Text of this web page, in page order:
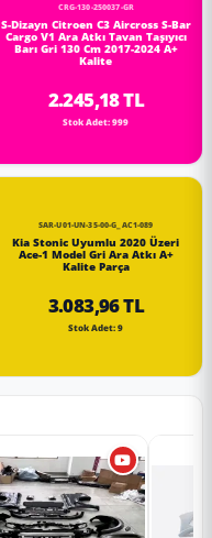
CRG-130-250037-GR
S-Dizayn Citroen C3 Aircross S-Bar
Cargo V1 Ara Atkı Tavan Taşıyıcı
Barı Gri 130 Cm 2017-2024 A+
Kalite
2.245,18 TL
Stok Adet: 999
SAR-U01-UN-35-00-G_AC1-089
Kia Stonic Uyumlu 2020 Üzeri
Ace-1 Model Gri Ara Atkı A+
Kalite Parça
3.083,96 TL
Stok Adet: 9